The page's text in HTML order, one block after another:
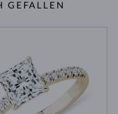
GEFALLEN